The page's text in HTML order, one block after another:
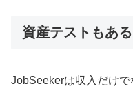
資産テストもある
JobSeekerは収入だけで